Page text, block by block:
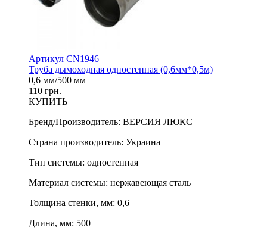
Артикул CN1946
Труба дымоходная одностенная (0,6мм*0,5м)
0,6 мм/500 мм
110 грн.
КУПИТЬ
Бренд/Производитель: ВЕРСИЯ ЛЮКС
Страна производитель: Украина
Тип системы: одностенная
Материал системы: нержавеющая сталь
Толщина стенки, мм: 0,6
Длина, мм: 500